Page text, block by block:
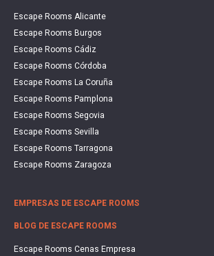
Escape Rooms Alicante
Escape Rooms Burgos
Escape Rooms Cádiz
Escape Rooms Córdoba
Escape Rooms La Coruña
Escape Rooms Pamplona
Escape Rooms Segovia
Escape Rooms Sevilla
Escape Rooms Tarragona
Escape Rooms Zaragoza
EMPRESAS DE ESCAPE ROOMS
BLOG DE ESCAPE ROOMS
Escape Rooms Cenas Empresa